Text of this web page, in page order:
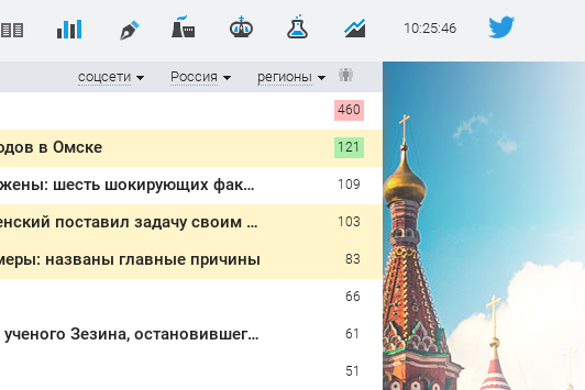
10:25:46
регионы
Россия
соцсети
460
121
в Омске
109
Хронология убийства экс-мэра Самары Виктора Тархова и его жены: шесть шокирующих фактов, новые подробности
103
Путин и Си должны смотреть друг на друг с подозрением: Зеленский поставил задачу своим дипломатам
83
названы главные причины
66
61
"Убил профессора страх": Кто на самом деле виноват в смерти ученого Зезина, остановившего мальчишек на поле с горохом
51